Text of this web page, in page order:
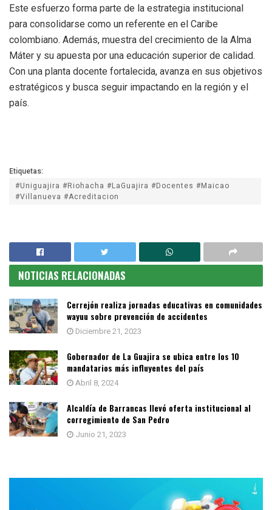
Este esfuerzo forma parte de la estrategia institucional
para consolidarse como un referente en el Caribe
colombiano. Además, muestra del crecimiento de la Alma
Máter y su apuesta por una educación superior de calidad.
Con una planta docente fortalecida, avanza en sus objetivos
estratégicos y busca seguir impactando en la región y el
país.
Etiquetas:
#Uniguajira #Riohacha #LaGuajira #Docentes #Maicao
#Villanueva #Acreditacion
NOTICIAS RELACIONADAS
Cerrejón realiza jornadas educativas en comunidades
wayuu sobre prevención de accidentes
Diciembre 21, 2023
Gobernador de La Guajira se ubica entre los 10
mandatarios más influyentes del país
Abril 8, 2024
Alcaldía de Barrancas llevó oferta institucional al
corregimiento de San Pedro
Junio 21, 2023